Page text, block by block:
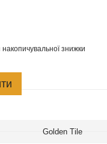
знижки
Golden Tile